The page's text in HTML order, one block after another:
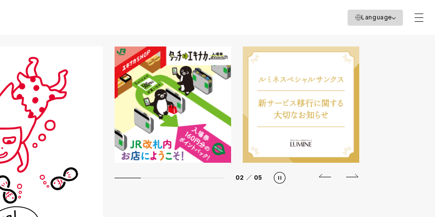
Language
02 ／ 05